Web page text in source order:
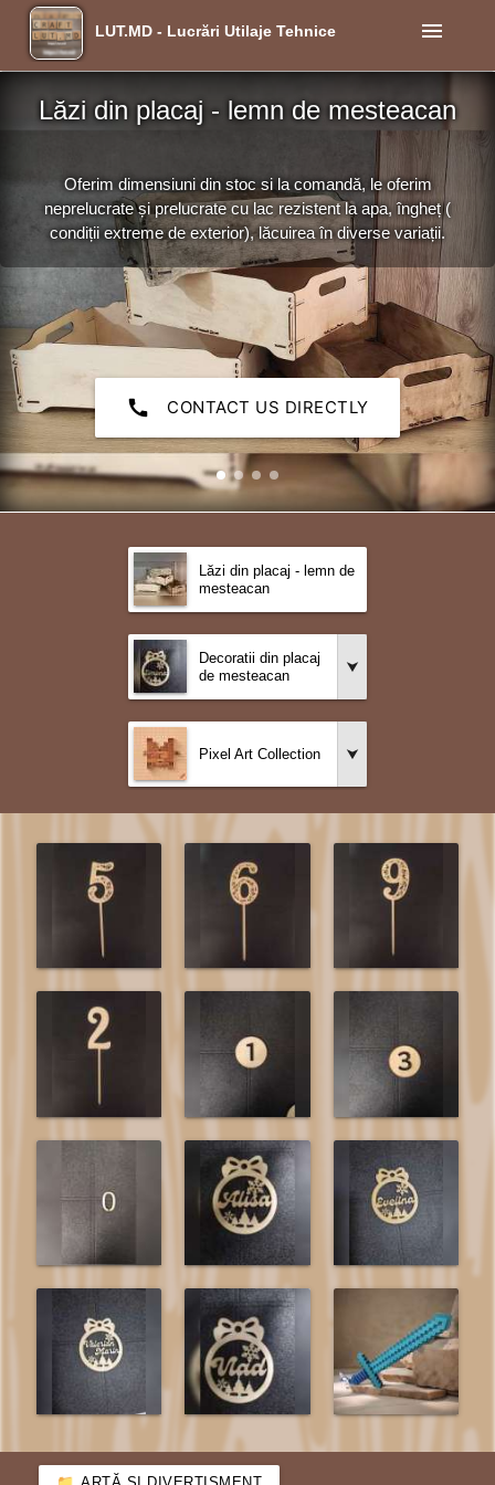
LUT.MD - Lucrări Utilaje Tehnice menu
call CONTACT US DIRECTLY
Lăzi din placaj - lemn de mesteacan
Oferim dimensiuni din stoc si la comandă, le oferim
neprelucrate și prelucrate cu lac rezistent la apa, îngheț (
condiții extreme de exterior), lăcuirea în diverse variații.
Lăzi din placaj - lemn de
mesteacan
Decoratii din placaj
de mesteacan
Pixel Art Collection